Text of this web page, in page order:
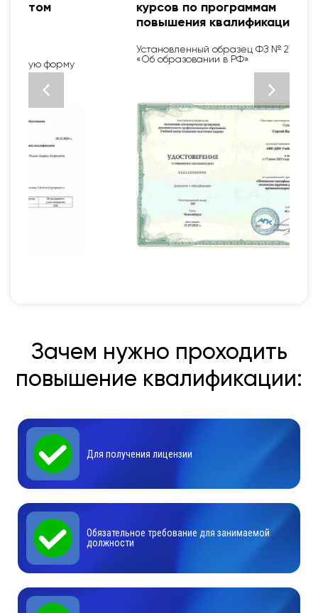
курсов по программам
повышения квалификации
Установленный образец ФЗ № 273 от 29.12.12
«Об образовании в РФ»
Зачем нужно проходить
повышение квалификации:
Для получения лицензии
Обязательное требование для занимаемой
должности